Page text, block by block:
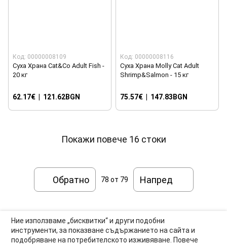
Ние използваме „бисквитки“ и други подобни
инструменти, за показване съдържанието на сайта и
подобряване на потребителското изживяване. Повече
Код: 00000008109
Суха Храна Cat&Co Adult Fish -
20 кг
62.17€ 121.62BGN
Код: 00000008116
Суха Храна Molly Cat Adult
Shrimp&Salmon - 15 кг
75.57€ 147.83BGN
Покажи повече 16 стоки
Обратно 78 от 79 Напред
0877-550-990